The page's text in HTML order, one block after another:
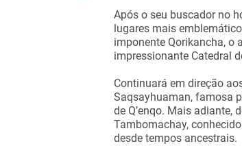
Após o seu buscador no
lugares mais
imponente Qorikancha, o
impressionante Catedral
Continuará em direção
Saqsayhuaman, famosa
de Q’enqo. Mais adiante,
Tambomachay,
desde tempos ancestrais.